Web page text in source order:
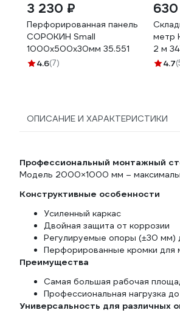
3 230 ₽
Перфорированная панель
СОРОКИН Small
1000х500х30мм 35.551
4.6(7)
метр
2 м
4.7
ОПИСАНИЕ И ХАРАКТЕРИСТИКИ
Профессиональный монтажный
Модель 2000×1000 мм –
Конструктивные особенности
Усиленный каркас
Двойная защита от коррозии
Регулируемые опоры (±30 мм)
Перфорированные кромки для
Преимущества
Самая большая рабочая
Профессиональная нагрузка
Универсальность для различных